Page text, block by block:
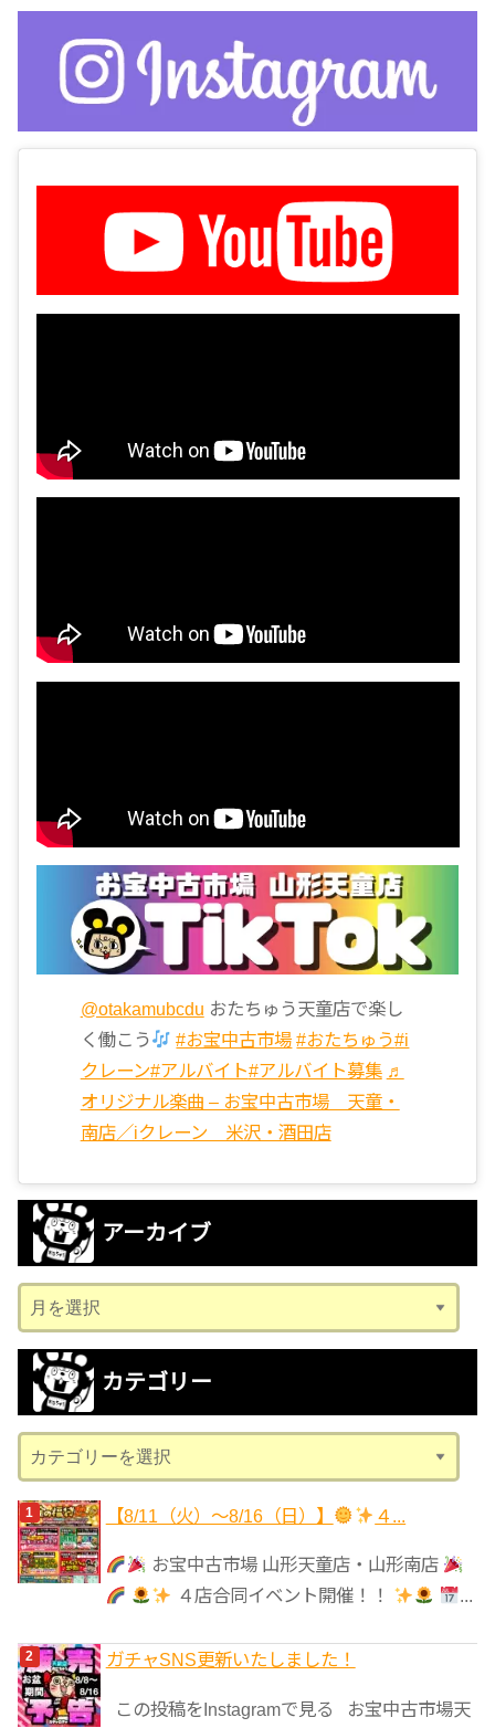
@otakamubcdu おたちゅう天童店で楽し
く働こう
#お宝中古市場 #おたちゅう#i
クレーン#アルバイト#アルバイト募集 ♬
オリジナル楽曲 – お宝中古市場 天童・
南店／iクレーン 米沢・酒田店
アーカイブ
ー
カ
ブ
カテゴリー
テ
ゴ
リ
ー
【8/11（火）～8/16（日）】 ４...
お宝中古市場 山形天童店・山形南店
４店合同イベント開催！！
...
ガチャSNS更新いたしました！
この投稿をInstagramで見る お宝中古市場天